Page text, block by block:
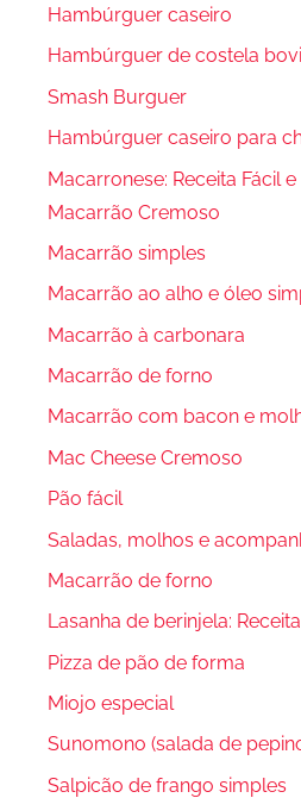
Hambúrguer caseiro
Hambúrguer de costela
Smash Burguer
Hambúrguer caseiro para
Macarronese: Receita Fácil
Macarrão Cremoso
Macarrão simples
Macarrão ao alho e óleo
Macarrão à carbonara
Macarrão de forno
Macarrão com bacon e
Mac Cheese Cremoso
Pão fácil
Saladas, molhos e
Macarrão de forno
Lasanha de berinjela:
Pizza de pão de forma
Miojo especial
Sunomono (salada de
Salpicão de frango simples